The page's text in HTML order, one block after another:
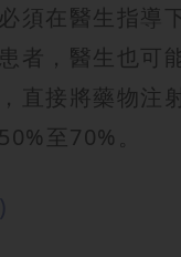
須在醫生指導
者，醫生也可
直接將藥物注
至70%。